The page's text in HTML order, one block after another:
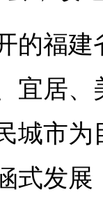
的福
宜居
城市
式发